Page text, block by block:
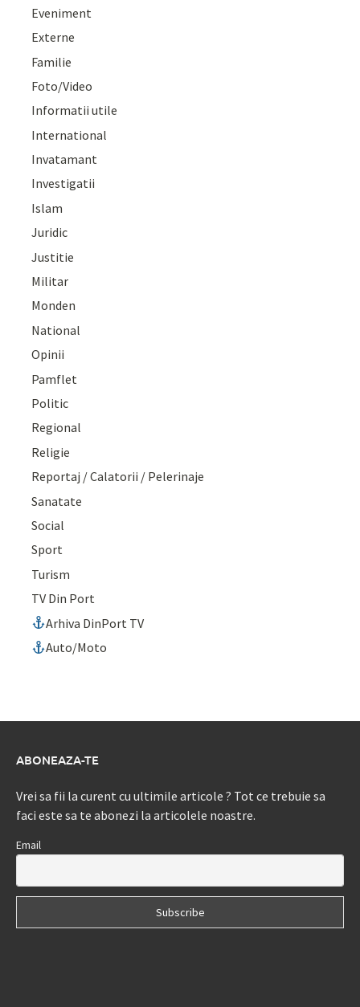
Eveniment
Externe
Familie
Foto/Video
Informatii utile
International
Invatamant
Investigatii
Islam
Juridic
Justitie
Militar
Monden
National
Opinii
Pamflet
Politic
Regional
Religie
Reportaj / Calatorii / Pelerinaje
Sanatate
Social
Sport
Turism
TV Din Port
Arhiva DinPort TV
Auto/Moto
ABONEAZA-TE
Vrei sa fii la curent cu ultimile articole ? Tot ce trebuie sa
faci este sa te abonezi la articolele noastre.
Email